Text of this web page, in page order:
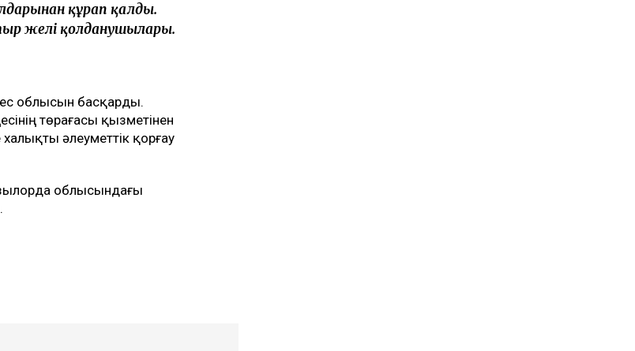
құрғап қалды.
желі қолданушылары.
облысын басқарды.
төрағасы қызметінен
әлеуметтік қорғау
облысындағы